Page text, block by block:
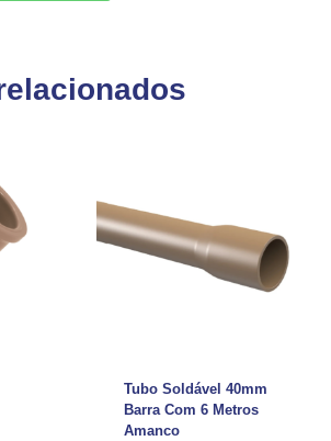
Tubo Soldável 40mm
Barra Com 6 Metros
Amanco